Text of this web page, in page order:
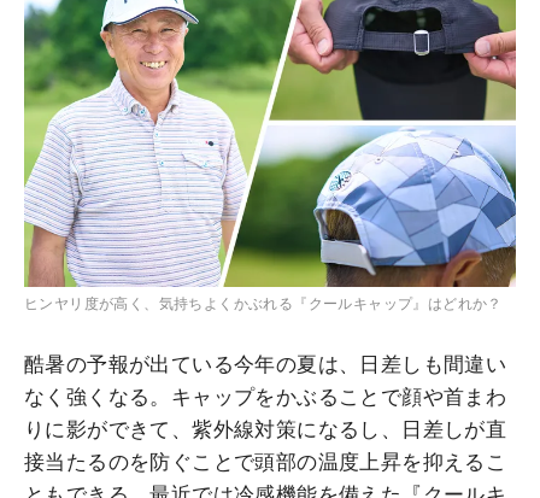
ヒンヤリ度が高く、気持ちよくかぶれる『クールキャップ』はどれか？
酷暑の予報が出ている今年の夏は、日差しも間違い
なく強くなる。キャップをかぶることで顔や首まわ
りに影ができて、紫外線対策になるし、日差しが直
接当たるのを防ぐことで頭部の温度上昇を抑えるこ